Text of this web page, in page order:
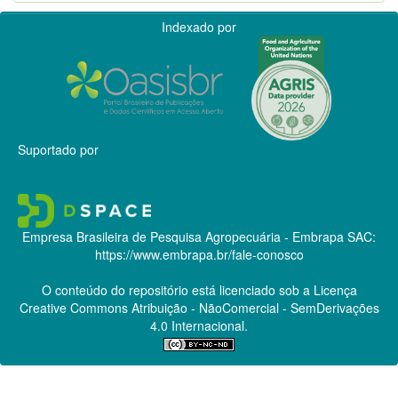
Indexado por
Suportado por
Empresa Brasileira de Pesquisa Agropecuária - Embrapa SAC:
https://www.embrapa.br/fale-conosco
O conteúdo do repositório está licenciado sob a Licença
Creative CommonsAtribuição - NãoComercial - SemDerivações
4.0 Internacional.